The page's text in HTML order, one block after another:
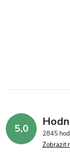
5,0
2845
Zobrazit